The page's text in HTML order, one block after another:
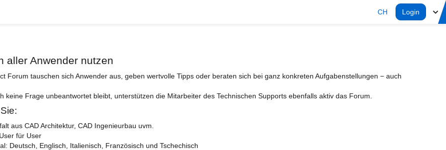
CH Login
aller Anwender nutzen
Forum tauschen sich Anwender aus, geben wertvolle Tipps oder beraten sich bei ganz konkreten Aufgabenstellungen − auch
keine Frage unbeantwortet bleibt, unterstützen die Mitarbeiter des Technischen Supports ebenfalls aktiv das Forum.
aus CAD Architektur, CAD Ingenieurbau uvm.
für User
Deutsch, Englisch, Italienisch, Französisch und Tschechisch